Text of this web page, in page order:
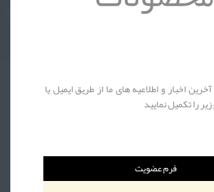
اخبار و اطلاعیه های ما از طریق ایمیل یا
را تکمیل نمایید
فرم عضویت